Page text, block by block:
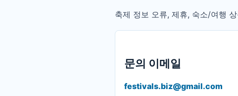
축제 정보 오류, 제휴, 숙소/여행
문의 이메일
festivals.biz@gmail.com